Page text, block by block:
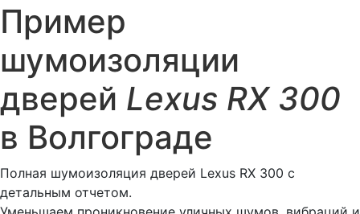
Пример
шумоизоляции
дверей Lexus RX 300
в Волгограде
Полная шумоизоляция дверей Lexus RX 300 с
детальным отчетом.